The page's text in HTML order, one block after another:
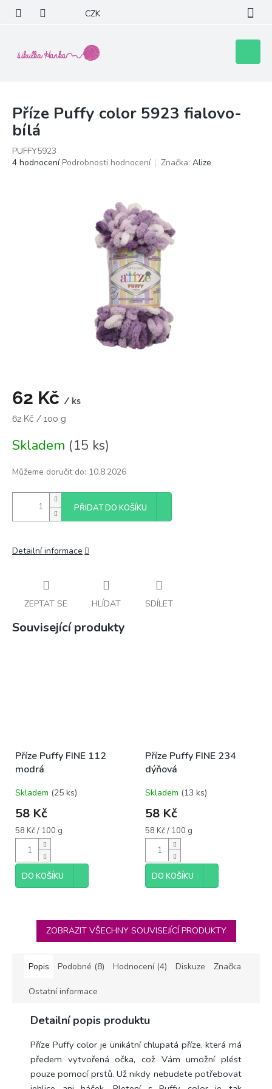
obsah
CZK
košík
Příze Puffy color 5923 fialovo-
bílá
PUFFY5923
Průměrné
4 hodnocení Podrobnosti hodnocení Značka: Alize
62 Kč / ks
Měrná
62 Kč / 100 g
Skladem (15 ks)
Můžeme doručit do: 10.8.2026
PŘIDAT DO KOŠÍKU
Detailní informace
ZEPTAT SE HLÍDAT SDÍLET
Související produkty
Příze Puffy FINE 112
modrá
Skladem (25 ks)
58 Kč
Měrná
cena:
58 Kč / 100 g
DO KOŠÍKU
Příze Puffy FINE 234
dýňová
Skladem (13 ks)
58 Kč
Měrná
cena:
58 Kč / 100 g
DO KOŠÍKU
ZOBRAZIT VŠECHNY SOUVISEJÍCÍ PRODUKTY
Popis Podobné (8) Hodnocení (4) Diskuze Značka
Ostatní informace
Detailní popis produktu
Příze Puffy color je unikátní chlupatá příze, která má
předem vytvořená očka, což Vám umožní plést
pouze pomocí prstů. Už nikdy nebudete potřebovat